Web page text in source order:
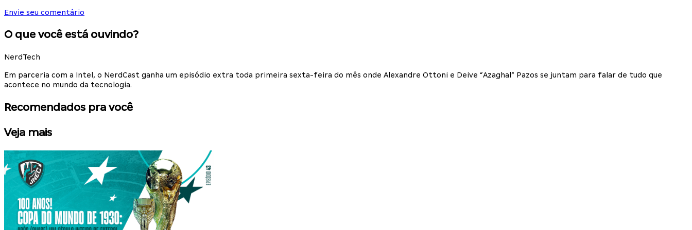
Envie seu comentário
O que você está ouvindo?
NerdTech
Em parceria com a Intel, o NerdCast ganha um episódio extra toda primeira sexta-feira do mês onde Alexandre Ottoni e Deive “Azaghal” Pazos se juntam para falar de tudo que
acontece no mundo da tecnologia.
Recomendados pra você
Veja mais